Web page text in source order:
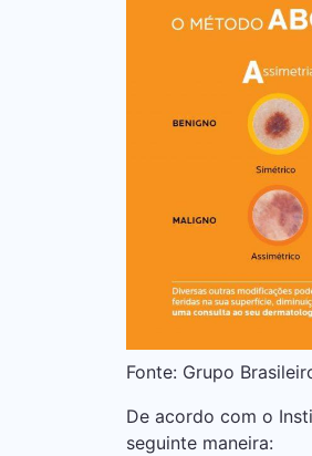
Fonte: Grupo
De acordo com o
seguinte maneira: